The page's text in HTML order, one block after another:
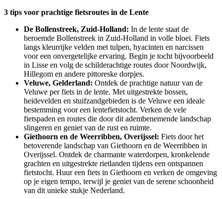
3 tips voor prachtige fietsroutes in de Lente
De Bollenstreek, Zuid-Holland: In de lente staat de
beroemde Bollenstreek in Zuid-Holland in volle bloei. Fiets
langs kleurrijke velden met tulpen, hyacinten en narcissen
voor een onvergetelijke ervaring. Begin je tocht bijvoorbeeld
in Lisse en volg de schilderachtige routes door Noordwijk,
Hillegom en andere pittoreske dorpjes.
Veluwe, Gelderland: Ontdek de prachtige natuur van de
Veluwe per fiets in de lente. Met uitgestrekte bossen,
heidevelden en stuifzandgebieden is de Veluwe een ideale
bestemming voor een lentefietstocht. Verken de vele
fietspaden en routes die door dit adembenemende landschap
slingeren en geniet van de rust en ruimte.
Giethoorn en de Weerribben, Overijssel: Fiets door het
betoverende landschap van Giethoorn en de Weerribben in
Overijssel. Ontdek de charmante waterdorpen, kronkelende
grachten en uitgestrekte rietlanden tijdens een ontspannen
fietstocht. Huur een fiets in Giethoorn en verken de omgeving
op je eigen tempo, terwijl je geniet van de serene schoonheid
van dit unieke stukje Nederland.